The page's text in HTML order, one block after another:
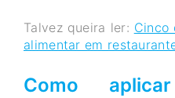
Talvez queira ler: Cinco
alimentar em
Como